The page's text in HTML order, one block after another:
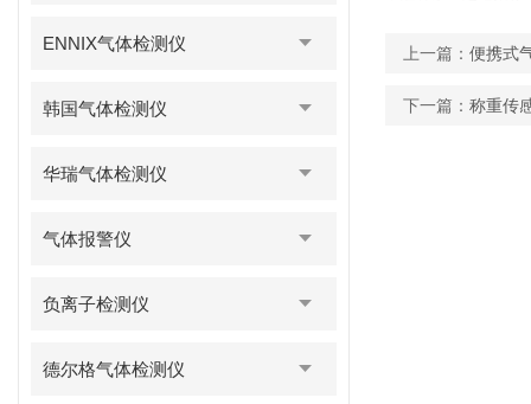
ENNIX气体检测仪
韩国气体检测仪
华瑞气体检测仪
气体报警仪
负离子检测仪
德尔格气体检测仪
上一篇： 便携式
下一篇： 称重传